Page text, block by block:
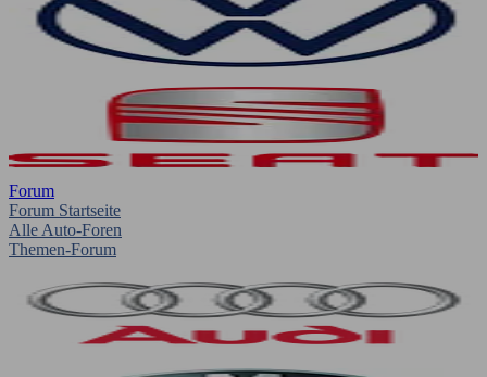
Forum
Forum Startseite
Alle Auto-Foren
Themen-Forum